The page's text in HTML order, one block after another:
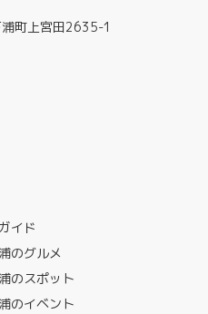
町上宮田2635-1
イド
のグルメ
のスポット
のイベント